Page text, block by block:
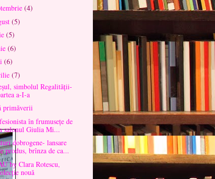
(4)
(5)
(5)
(6)
(6)
(7)
simbolul Regalității-
a-I-a
primăverii
în frumusețe de
salonul Giulia Mi...
dobrogene- lansare
produs, brînza de ca...
by Clara Rotescu,
nouă